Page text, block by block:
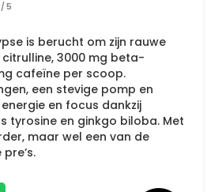
/ 5
is berucht om zijn rauwe
3000 mg beta-
cafeïne per scoop.
een stevige pomp en
en focus dankzij
tyrosine en ginkgo biloba. Met
maar wel een van de